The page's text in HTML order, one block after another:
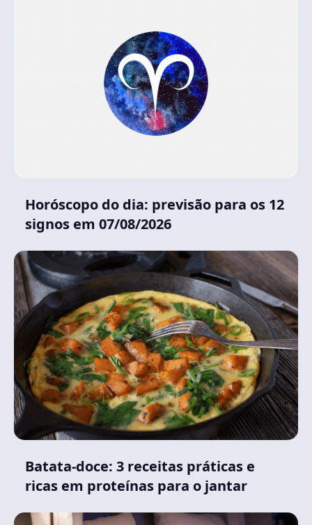
Horóscopo do dia: previsão para os 12
signos em 07/08/2026
Batata-doce: 3 receitas práticas e
ricas em proteínas para o jantar